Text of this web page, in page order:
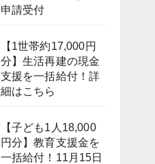
申請受付
【1世帯約17,000円
分】生活再建の現金
支援を一括給付！詳
細はこちら
【子ども1人18,000
円分】教育支援金を
一括給付！11月15日